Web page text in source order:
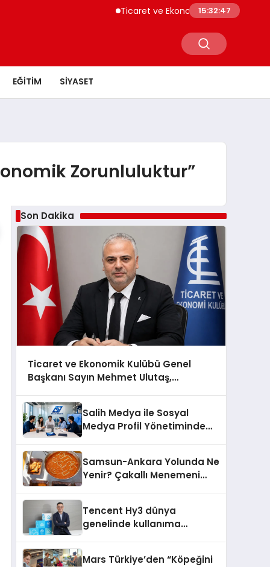
Ticaret ve Ekonomik Kulübü Genel
15:32:48
EĞITIM SIYASET
Zorunluluktur”
Son Dakika
Ticaret ve Ekonomik Kulübü Genel
Başkanı Sayın Mehmet Ulutaş,
şunları kaydetti:
Salih Medya ile Sosyal
Medya Profil Yönetiminde
Samsun-Ankara Yolunda Ne
Yenir? Çakallı Menemeni
Tencent Hy3 dünya
genelinde kullanıma
Mars Türkiye’den “Köpeğini